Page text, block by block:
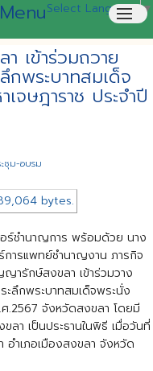
menu
MenuSelect Language▼
เข้าร่วมถวาย
กพระบาทสมเด็จ
เจษฎาราช ประจำปี
ชุม-อบรม
ร์ชำนาญการ พร้อมด้วย นาง
ารแพทย์ชำนาญงาน ภารกิจ
ารักษ์สงขลา เข้าร่วมวาง
ะลึกพระบาทสมเด็จพระนั่ง
ศ.2567 จังหวัดสงขลา โดยมี
ลา เป็นประธานในพิธี เมื่อวันที่
ำเภอเมืองสงขลา จังหวัด